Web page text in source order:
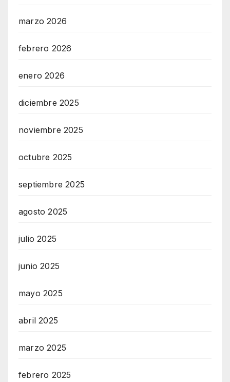
marzo 2026
febrero 2026
enero 2026
diciembre 2025
noviembre 2025
octubre 2025
septiembre 2025
agosto 2025
julio 2025
junio 2025
mayo 2025
abril 2025
marzo 2025
febrero 2025